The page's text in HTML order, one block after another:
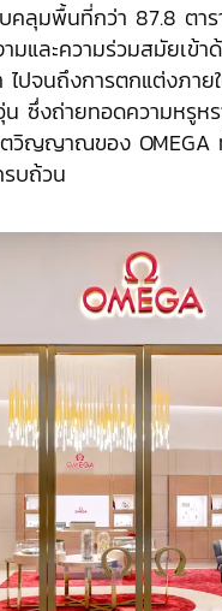
คลุมพื้นที่กว่า 87.8 ตา
มและความร่วมสมัยเข้
ไปจนถึงการตกแต่งภา
น ซึ่งถ่ายทอดความหรูห
วิญญาณของ OMEGA
บถ้วน